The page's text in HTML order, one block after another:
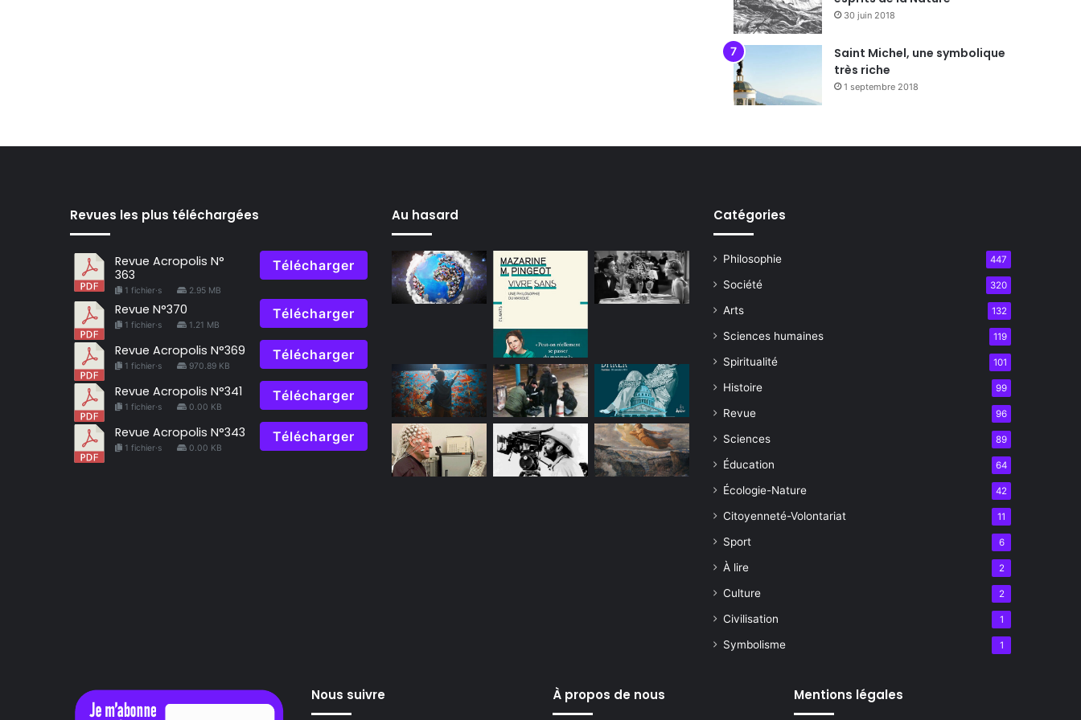
30 juin 2018
Saint Michel, une symbolique
très riche
1 septembre 2018
Revues les plus téléchargées
Revue Acropolis N°
363
1 fichier·s 2.95 MB
Télécharger
Revue N°370
1 fichier·s 1.21 MB
Télécharger
Revue Acropolis N°369
1 fichier·s 970.89 KB
Télécharger
Revue Acropolis N°341
1 fichier·s 0.00 KB
Télécharger
Revue Acropolis N°343
1 fichier·s 0.00 KB
Télécharger
Au hasard Catégories
Philosophie 447
Société 320
Arts 132
Sciences humaines 119
Spiritualité 101
Histoire 99
Revue 96
Sciences 89
Éducation 64
Écologie-Nature 42
Citoyenneté-Volontariat 11
Sport 6
À lire 2
Culture 2
Civilisation 1
Symbolisme 1
Nous suivre À propos de nous Mentions légales